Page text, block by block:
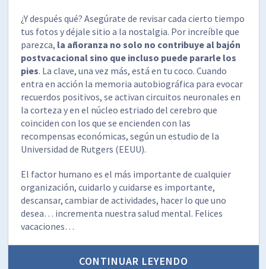
¿Y después qué? Asegúrate de revisar cada cierto tiempo
tus fotos y déjale sitio a la nostalgia. Por increíble que
parezca, la añoranza no solo no contribuye al bajón
postvacacional sino que incluso puede pararle los
pies. La clave, una vez más, está en tu coco. Cuando
entra en acción la memoria autobiográfica para evocar
recuerdos positivos, se activan circuitos neuronales en
la corteza y en el núcleo estriado del cerebro que
coinciden con los que se encienden con las
recompensas económicas, según un estudio de la
Universidad de Rutgers (EEUU).
El factor humano es el más importante de cualquier
organización, cuidarlo y cuidarse es importante,
descansar, cambiar de actividades, hacer lo que uno
desea… incrementa nuestra salud mental. Felices
vacaciones…
CONTINUAR LEYENDO